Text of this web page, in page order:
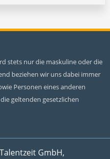
stets nur die maskuline oder die
beziehen wir uns dabei immer
Personen eines anderen
geltenden gesetzlichen
GmbH,